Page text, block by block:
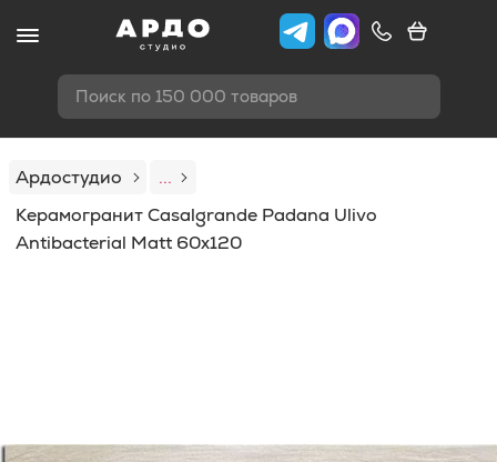
Поиск по 150 000 товаров
Ардостудио
...
Керамогранит Casalgrande Padana Ulivo
Antibacterial Matt 60x120